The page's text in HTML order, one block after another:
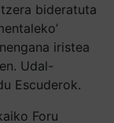
bideratuta
iristea
Udal-
Escuderok.
Foru